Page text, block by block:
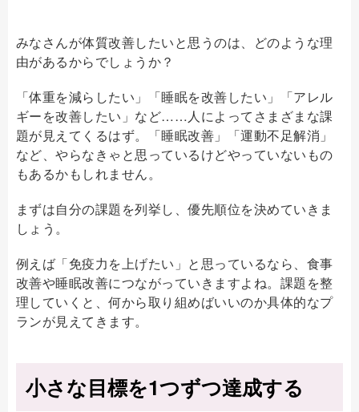
みなさんが体質改善したいと思うのは、どのような理
由があるからでしょうか？
「体重を減らしたい」「睡眠を改善したい」「アレル
ギーを改善したい」など……人によってさまざまな課
題が見えてくるはず。「睡眠改善」「運動不足解消」
など、やらなきゃと思っているけどやっていないもの
もあるかもしれません。
まずは自分の課題を列挙し、優先順位を決めていきま
しょう。
例えば「免疫力を上げたい」と思っているなら、食事
改善や睡眠改善につながっていきますよね。課題を整
理していくと、何から取り組めばいいのか具体的なプ
ランが見えてきます。
小さな目標を1つずつ達成する